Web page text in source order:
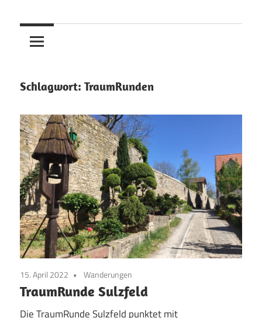
Schlagwort: TraumRunden
15. April 2022 Wanderungen
TraumRunde Sulzfeld
Die TraumRunde Sulzfeld punktet mit